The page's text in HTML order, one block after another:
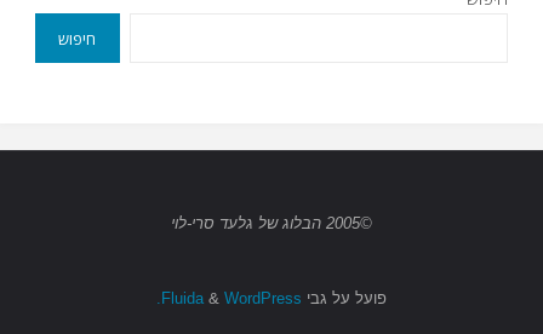
חיפוש
©2005 הבלוג של גלעד סרי-לוי
פועל על גבי & WordPress.